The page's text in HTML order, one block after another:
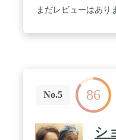
まだレビューはあり
No.5 86
シ